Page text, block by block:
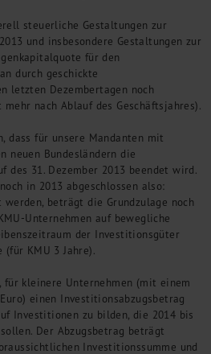
steuerliche Gestaltungen zur
und insbesondere Gestaltungen zur
für den
durch geschickte
letzten Dezembertagen noch
nach Ablauf des Geschäftsjahres).
dass für unsere Mandanten mit
neuen Bundesländern die
31. Dezember 2013 beendet wird.
in 2013 abgeschlossen also:
beträgt die Grundzulage noch
Unternehmen auf bewegliche
der Investitionsgüter
KMU 3 Jahre).
kleinere Unternehmen (mit einem
einen Investitionsabzugsbetrag
Investitionen zu bilden, die 2014 bis
Der Abzugsbetrag beträgt
Investitionssumme und